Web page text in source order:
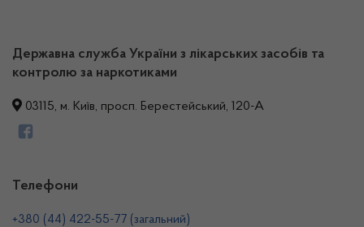
Державна служба України з лікарських засобів та
контролю за наркотиками
03115, м. Київ, просп. Берестейський, 120-А
Телефони
+380 (44) 422-55-77 (загальний)